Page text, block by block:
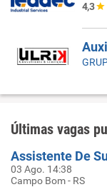
4,3
Últimas vagas
Assistente De
03 Ago. 14:38
Campo Bom - RS